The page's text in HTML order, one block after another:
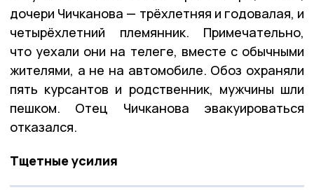
дочери Чичканова — трёхлетняя и годовалая, и
четырёхлетний племянник. Примечательно,
что уехали они на телеге, вместе с обычными
жителями, а не на автомобиле. Обоз охраняли
пять курсантов и родственник, мужчины шли
пешком. Отец Чичканова эвакуироваться
отказался.
Тщетные усилия